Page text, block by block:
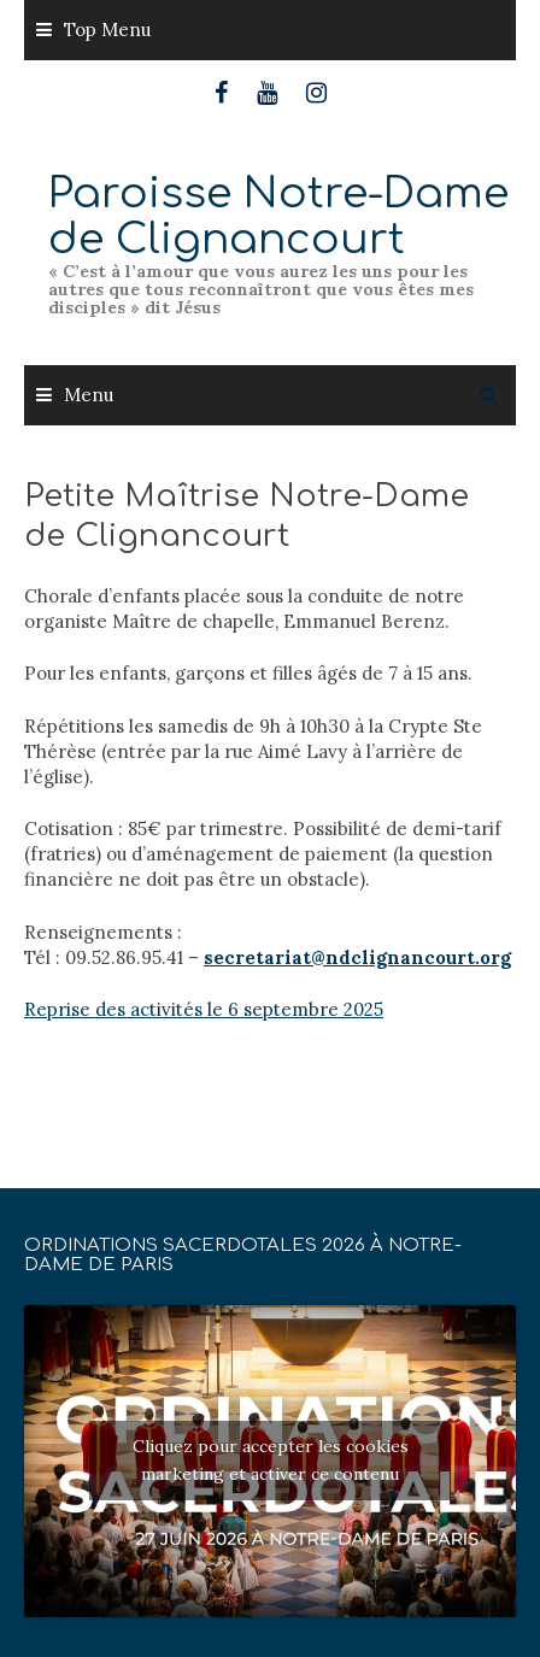
content
Top Menu
Paroisse Notre-Dame
de Clignancourt
« C’est à l’amour que vous aurez les uns pour les
autres que tous reconnaîtront que vous êtes mes
disciples » dit Jésus
Menu
Petite Maîtrise Notre-Dame
de Clignancourt
Chorale d’enfants placée sous la conduite de notre
organiste Maître de chapelle, Emmanuel Berenz.
Pour les enfants, garçons et filles âgés de 7 à 15 ans.
Répétitions les samedis de 9h à 10h30 à la Crypte Ste
Thérèse (entrée par la rue Aimé Lavy à l’arrière de
l’église).
Cotisation : 85€ par trimestre. Possibilité de demi-tarif
(fratries) ou d’aménagement de paiement (la question
financière ne doit pas être un obstacle).
Renseignements :
Tél : 09.52.86.95.41 – secretariat@ndclignancourt.org
Reprise des activités le 6 septembre 2025
ORDINATIONS SACERDOTALES 2026 À NOTRE-
DAME DE PARIS
Cliquez pour accepter les cookies
marketing et activer ce contenu